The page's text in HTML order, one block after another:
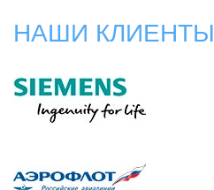
НАШИ КЛИЕНТЫ